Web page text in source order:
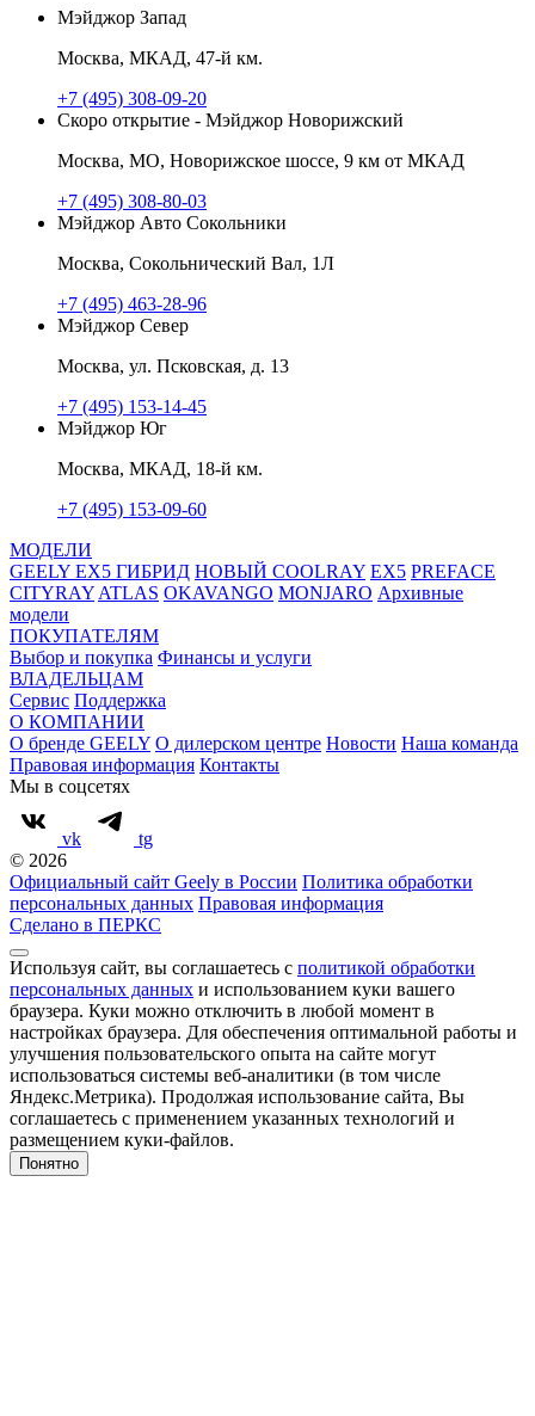
Мэйджор Запад
Москва, МКАД, 47-й км.
+7 (495) 308-09-20
Скоро открытие - Мэйджор Новорижский
Москва, МО, Новорижское шоссе, 9 км от МКАД
+7 (495) 308-80-03
Мэйджор Авто Сокольники
Москва, Сокольнический Вал, 1Л
+7 (495) 463-28-96
Мэйджор Север
Москва, ул. Псковская, д. 13
+7 (495) 153-14-45
Мэйджор Юг
Москва, МКАД, 18-й км.
+7 (495) 153-09-60
МОДЕЛИ
GEELY EX5 ГИБРИД НОВЫЙ COOLRAY EX5 PREFACE
CITYRAY ATLAS OKAVANGO MONJARO Архивные
модели
ПОКУПАТЕЛЯМ
Выбор и покупка Финансы и услуги
ВЛАДЕЛЬЦАМ
Сервис Поддержка
О КОМПАНИИ
О бренде GEELY О дилерском центре Новости Наша команда
Правовая информация Контакты
Мы в соцсетях
vk
tg
© 2026
Официальный сайт Geely в России Политика обработки
персональных данных Правовая информация
Сделано в ПЕРКС
Используя сайт, вы соглашаетесь с политикой обработки
персональных данных и использованием куки вашего
браузера. Куки можно отключить в любой момент в
настройках браузера. Для обеспечения оптимальной работы и
улучшения пользовательского опыта на сайте могут
использоваться системы веб-аналитики (в том числе
Яндекс.Метрика). Продолжая использование сайта, Вы
соглашаетесь с применением указанных технологий и
размещением куки-файлов.
Понятно